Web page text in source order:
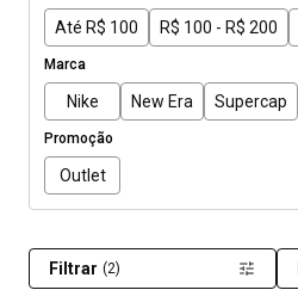
Até R$ 100 R$ 100 - R$ 200
Marca
Nike New Era Supercap
Promoção
Outlet
Filtrar (2)